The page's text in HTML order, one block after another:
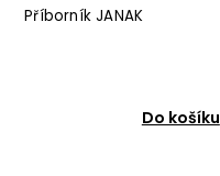
Příborník JANAK
Do košíku